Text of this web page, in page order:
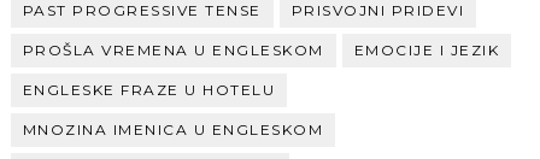
PAST PROGRESSIVE TENSE PRISVOJNI PRIDEVI
PROŠLA VREMENA U ENGLESKOM EMOCIJE I JEZIK
ENGLESKE FRAZE U HOTELU
MNOZINA IMENICA U ENGLESKOM